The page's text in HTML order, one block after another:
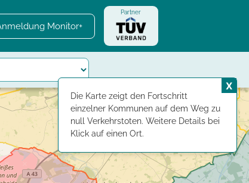
Monitor+
Partner
Die Karte zeigt den Fortschritt
einzelner Kommunen auf dem Weg zu
null Verkehrstoten. Weitere Details bei
Klick auf einen Ort.
X